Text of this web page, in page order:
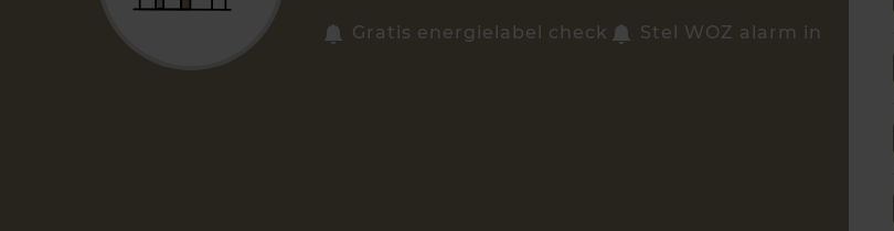
Gratis energielabel check Stel WOZ alarm in